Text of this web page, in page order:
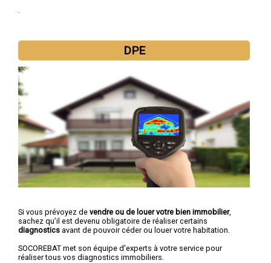
.
DPE
Si vous prévoyez de vendre ou de louer votre bien immobilier,
sachez qu’il est devenu obligatoire de réaliser certains
diagnostics avant de pouvoir céder ou louer votre habitation.
SOCOREBAT met son équipe d'experts à votre service pour
réaliser tous vos diagnostics immobiliers.